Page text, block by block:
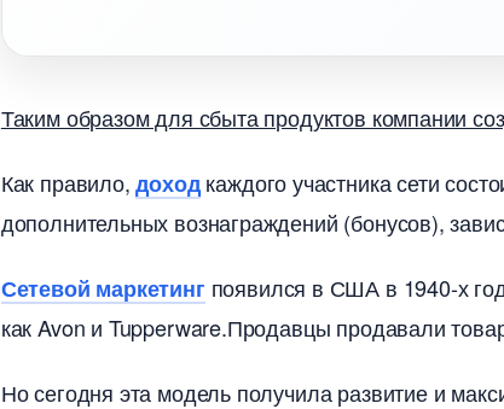
Таким образом для сбыта продуктов компании
Как правило,доходкаждого участника сети
дополнительных вознаграждений (бонусов),
Сетевой маркетин появился в США в 1940-х
как Avon и Tupperware.Продавцы продавали
Но сегодня эта модель получила развитие и